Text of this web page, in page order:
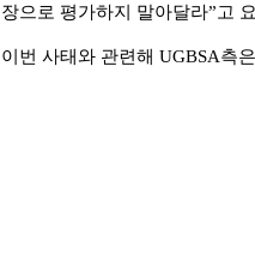
장으로 평가하지 말아달라”고
이번 사태와 관련해 UGBSA측